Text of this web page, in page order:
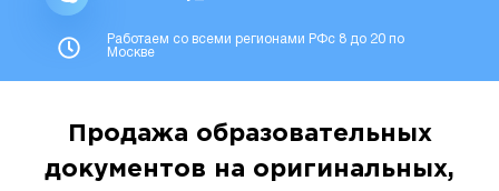
Работаем со всеми регионами РФс 8 до 20 по
Москве
Продажа образовательных
документов на оригинальных,